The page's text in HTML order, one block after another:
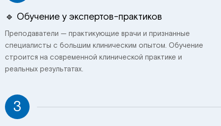
🔹 Обучение у экспертов-практиков
Преподаватели — практикующие врачи и признанные
специалисты с большим клиническим опытом. Обучение
строится на современной клинической практике и
реальных результатах.
3